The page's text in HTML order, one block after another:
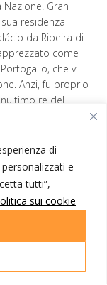
di
e
tutti”,
sui cookie
Gran
residenza
da Ribeira di
come
che vi
Anzi, fu proprio
re del
di Evora
ci conduce
, a circa metà
il Menhir
allungata, ci
molto
che continuare il
monumenti